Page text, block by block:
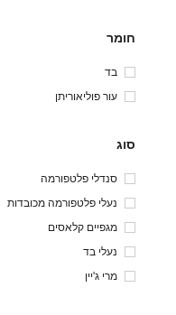
חומר
בד
עור פוליאוריתן
סוג
סנדלי פלטפורמה
נעלי פלטפורמה מכובדות
מגפיים קלאסים
נעלי בד
מרי ג'יין